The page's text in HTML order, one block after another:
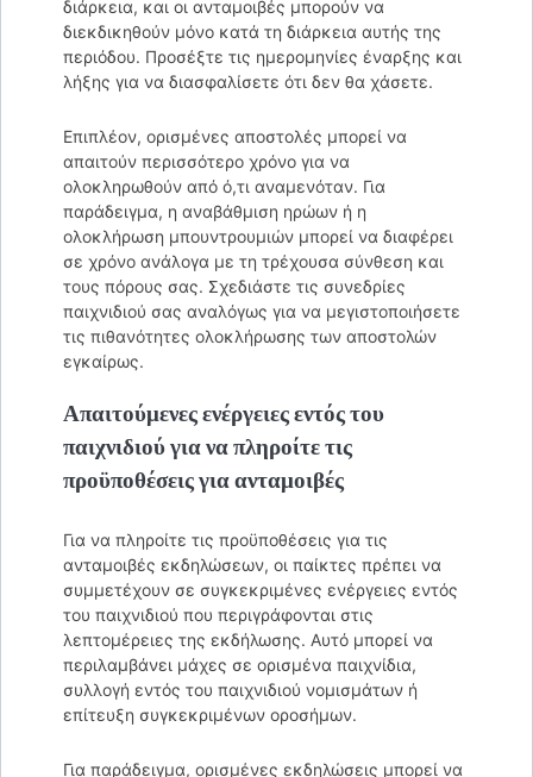
διάρκεια, και οι ανταμοιβές μπορούν να
διεκδικηθούν μόνο κατά τη διάρκεια αυτής της
περιόδου. Προσέξτε τις ημερομηνίες έναρξης και
λήξης για να διασφαλίσετε ότι δεν θα χάσετε.
Επιπλέον, ορισμένες αποστολές μπορεί να
απαιτούν περισσότερο χρόνο για να
ολοκληρωθούν από ό,τι αναμενόταν. Για
παράδειγμα, η αναβάθμιση ηρώων ή η
ολοκλήρωση μπουντρουμιών μπορεί να διαφέρει
σε χρόνο ανάλογα με τη τρέχουσα σύνθεση και
τους πόρους σας. Σχεδιάστε τις συνεδρίες
παιχνιδιού σας αναλόγως για να μεγιστοποιήσετε
τις πιθανότητες ολοκλήρωσης των αποστολών
εγκαίρως.
Απαιτούμενες ενέργειες εντός του
παιχνιδιού για να πληροίτε τις
προϋποθέσεις για ανταμοιβές
Για να πληροίτε τις προϋποθέσεις για τις
ανταμοιβές εκδηλώσεων, οι παίκτες πρέπει να
συμμετέχουν σε συγκεκριμένες ενέργειες εντός
του παιχνιδιού που περιγράφονται στις
λεπτομέρειες της εκδήλωσης. Αυτό μπορεί να
περιλαμβάνει μάχες σε ορισμένα παιχνίδια,
συλλογή εντός του παιχνιδιού νομισμάτων ή
επίτευξη συγκεκριμένων οροσήμων.
Για παράδειγμα, ορισμένες εκδηλώσεις μπορεί να